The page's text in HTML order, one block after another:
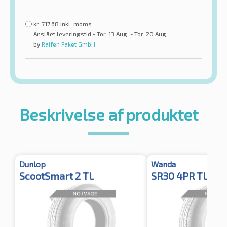
kr. 717.68 inkl. moms
Anslået leveringstid - Tor. 13 Aug. - Tor. 20 Aug.
by Raifen Paket GmbH
Beskrivelse af produktet
Dunlop
ScootSmart 2 TL
Wanda
SR30 4PR TL